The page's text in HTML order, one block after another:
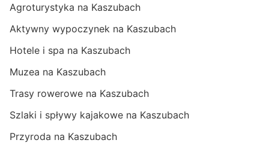
Agroturystyka na Kaszubach
Aktywny wypoczynek na Kaszubach
Hotele i spa na Kaszubach
Muzea na Kaszubach
Trasy rowerowe na Kaszubach
Szlaki i spływy kajakowe na Kaszubach
Przyroda na Kaszubach